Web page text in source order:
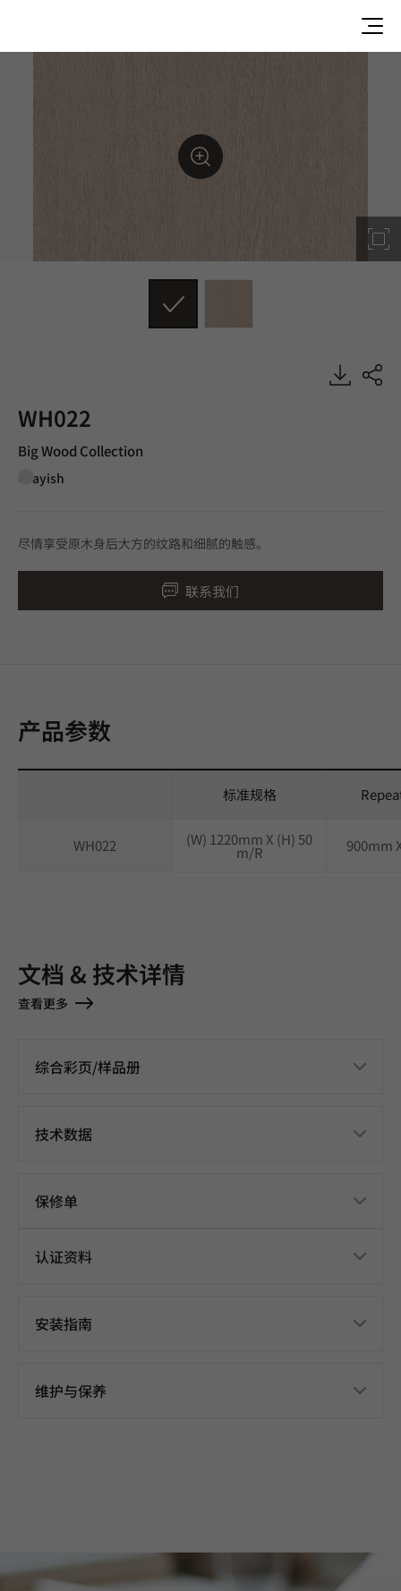
WH022
Big Wood Collection
Grayish
尽情享受原木身后大方的纹路和细腻的触感。
联系我们
产品参数
标准规格
WH022 (W) 1220mm X (H) 50
m/R 900mm
文档 & 技术详情
查看更多
综合彩页/样品册
技术数据
保修单
认证资料
安装指南
维护与保养